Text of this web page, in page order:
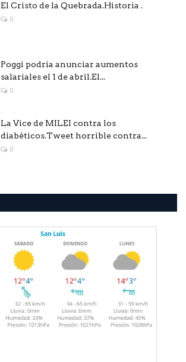
El Cristo de la Quebrada.Historia .
0
Poggi podría anunciar aumentos
salariales el 1 de abril.El...
0
La Vice de MILEI contra los
diabéticos.Tweet horrible contra...
0